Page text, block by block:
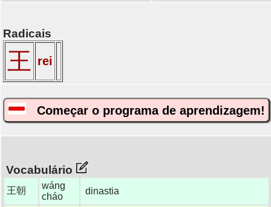
Radicais
王 rei
Começar o programa de aprendizagem!
Vocabulário
王朝
wáng
cháo
dinastia